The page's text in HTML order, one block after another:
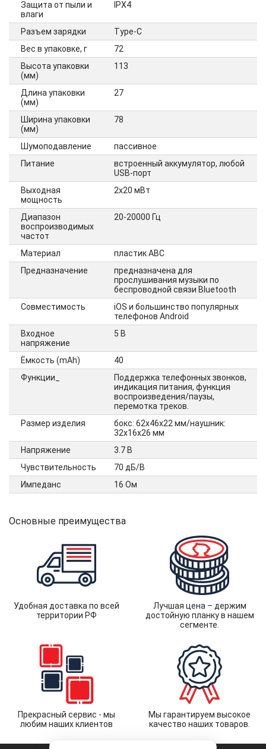
Защита от пыли и
влаги
IPX4
Разъем зарядки
Type-C
Вес в упаковке, г
72
Высота упаковки
(мм)
113
Длина упаковки
(мм)
27
Ширина упаковки
(мм)
78
Шумоподавление
пассивное
Питание
встроенный аккумулятор, любой
USB-порт
Выходная
мощность
2х20 мВт
Диапазон
воспроизводимых
частот
20-20000 Гц
Материал
пластик АВС
Предназначение
предназначена для
прослушивания музыки по
беспроводной связи Bluetooth
Совместимость
iOS и большинство популярных
телефонов Android
Входное
напряжение
5 В
Ёмкость (mAh)
40
Функции_
Поддержка телефонных звонков,
индикация питания, функция
воспроизведения/паузы,
перемотка треков.
Размер изделия
бокс: 62х46х22 мм/наушник:
32х16х26 мм
Напряжение
3.7 В
Чувствительность
70 дБ/В
Импеданс
16 Ом
Основные преимущества
Удобная доставка по всей
территории РФ
Лучшая цена – держим
достойную планку в нашем
сегменте.
Прекрасный сервис - мы
любим наших клиентов
Мы гарантируем высокое
качество наших товаров.